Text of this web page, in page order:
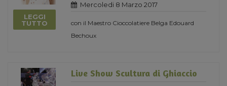
LEGGI
TUTTO
Mercoledi 8 Marzo 2017
con il Maestro Cioccolatiere Belga Edouard
Bechoux
Live Show Scultura di Ghiaccio